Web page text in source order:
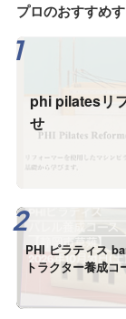
プロのおすすめ
phi pilatesリ
せ
PHI ピラティス
トラクター養成コ